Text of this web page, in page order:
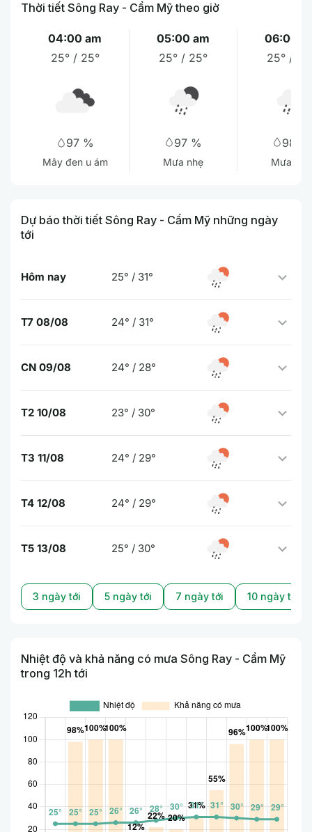
Thời tiết Sông Ray - Cẩm Mỹ theo giờ
04:00 am
25° / 25°
97 %
Mây đen u ám
05:00 am
25° / 25°
97 %
Mưa nhẹ
06:00
25° /
98 %
Mưa nhẹ
Dự báo thời tiết Sông Ray - Cẩm Mỹ những ngày
tới
Hôm nay 25° / 31°
T7 08/08 24° / 31°
CN 09/08 24° / 28°
T2 10/08 23° / 30°
T3 11/08 24° / 29°
T4 12/08 24° / 29°
T5 13/08 25° / 30°
3 ngày tới 5 ngày tới 7 ngày tới 10 ngày tới
Nhiệt độ và khả năng có mưa Sông Ray - Cẩm Mỹ
trong 12h tới